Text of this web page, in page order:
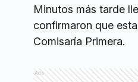
Minutos más tarde
confirmaron que
Comisaría Primera.
Ads